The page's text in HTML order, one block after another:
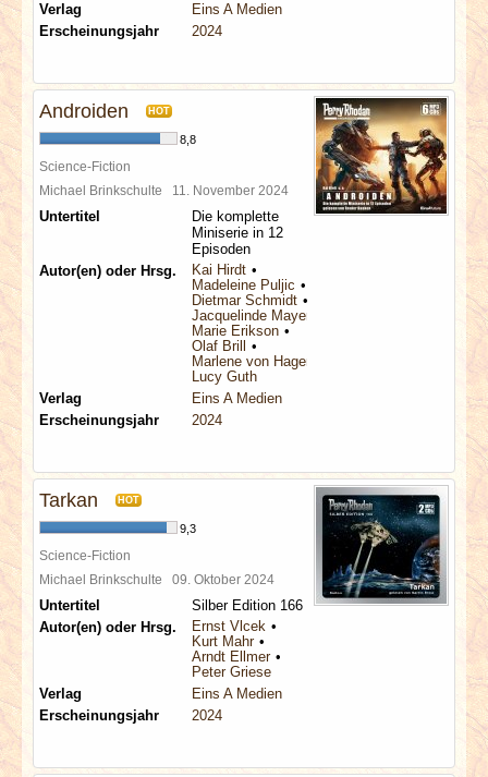
Verlag
Eins A Medien
Erscheinungsjahr
2024
Androiden HOT
8,8
Science-Fiction
Michael Brinkschulte 11. November 2024
Untertitel
Die komplette
Miniserie in 12
Episoden
Autor(en) oder Hrsg.
Kai Hirdt
Madeleine Puljic
Dietmar Schmidt
Jacquelinde Mayerhofer
Marie Erikson
Olaf Brill
Marlene von Hagen
Lucy Guth
Verlag
Eins A Medien
Erscheinungsjahr
2024
Tarkan HOT
9,3
Science-Fiction
Michael Brinkschulte 09. Oktober 2024
Untertitel
Silber Edition 166
Autor(en) oder Hrsg.
Ernst Vlcek
Kurt Mahr
Arndt Ellmer
Peter Griese
Verlag
Eins A Medien
Erscheinungsjahr
2024